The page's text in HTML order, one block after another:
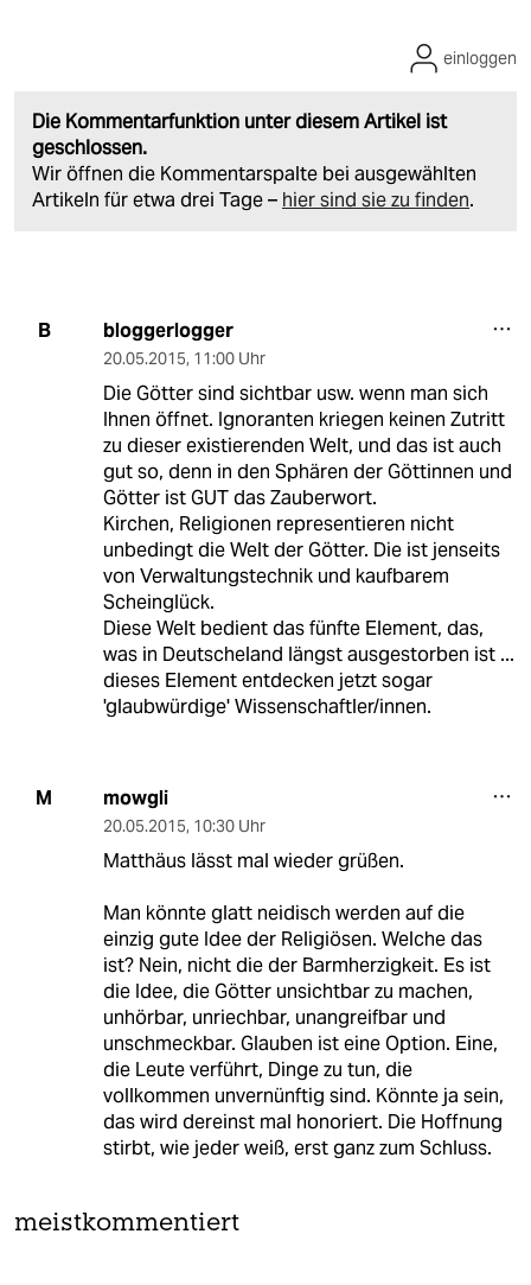
Die Kommentarfunktion unter diesem Artikel ist
geschlossen.
Wir öffnen die Kommentarspalte bei ausgewählten
Artikeln für etwa drei Tage – hier sind sie zu finden.
einloggen
B bloggerlogger
20.05.2015, 11:00 Uhr
Die Götter sind sichtbar usw. wenn man sich
Ihnen öffnet. Ignoranten kriegen keinen Zutritt
zu dieser existierenden Welt, und das ist auch
gut so, denn in den Sphären der Göttinnen und
Götter ist GUT das Zauberwort.
Kirchen, Religionen representieren nicht
unbedingt die Welt der Götter. Die ist jenseits
von Verwaltungstechnik und kaufbarem
Scheinglück.
Diese Welt bedient das fünfte Element, das,
was in Deutscheland längst ausgestorben ist ...
dieses Element entdecken jetzt sogar
'glaubwürdige' Wissenschaftler/innen.
M mowgli
20.05.2015, 10:30 Uhr
Matthäus lässt mal wieder grüßen.
Man könnte glatt neidisch werden auf die
einzig gute Idee der Religiösen. Welche das
ist? Nein, nicht die der Barmherzigkeit. Es ist
die Idee, die Götter unsichtbar zu machen,
unhörbar, unriechbar, unangreifbar und
unschmeckbar. Glauben ist eine Option. Eine,
die Leute verführt, Dinge zu tun, die
vollkommen unvernünftig sind. Könnte ja sein,
das wird dereinst mal honoriert. Die Hoffnung
stirbt, wie jeder weiß, erst ganz zum Schluss.
meistkommentiert